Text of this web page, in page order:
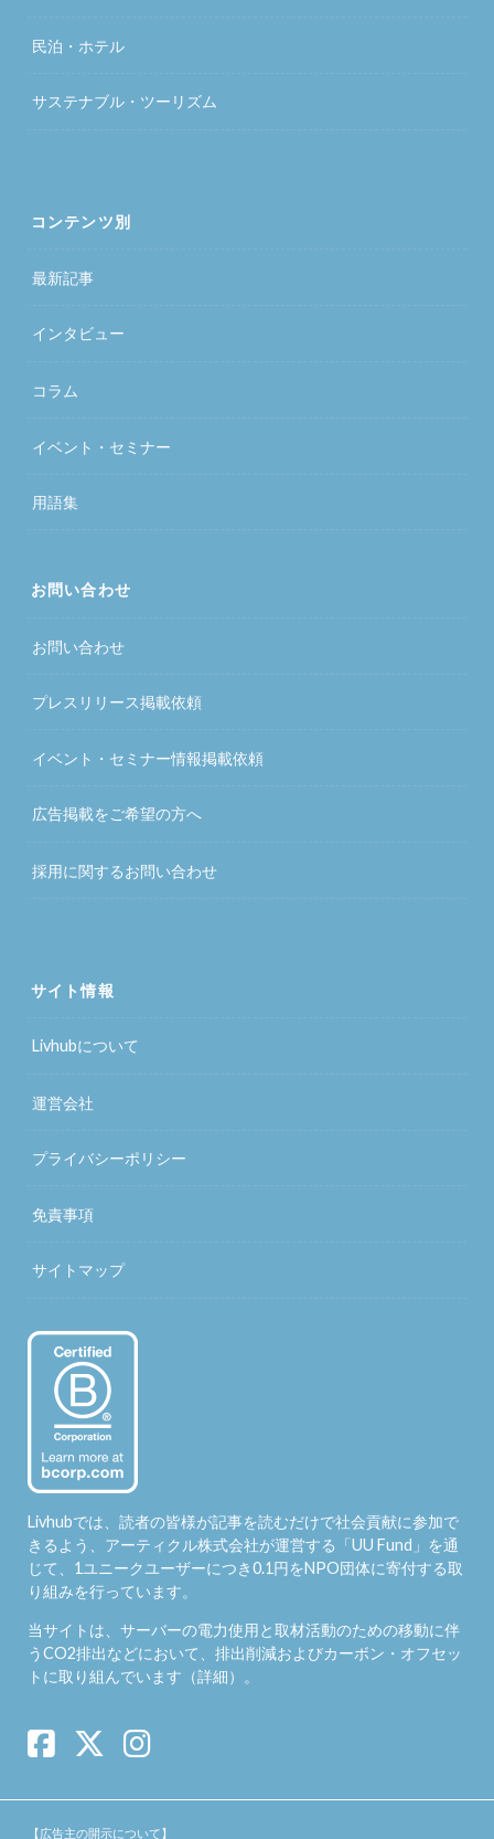
民泊・ホテル
サステナブル・ツーリズム
コンテンツ別
最新記事
インタビュー
コラム
イベント・セミナー
用語集
お問い合わせ
お問い合わせ
プレスリリース掲載依頼
イベント・セミナー情報掲載依頼
広告掲載をご希望の方へ
採用に関するお問い合わせ
サイト情報
Livhubについて
運営会社
プライバシーポリシー
免責事項
サイトマップ
Livhubでは、読者の皆様が記事を読むだけで社会貢献に参加で
きるよう、アーティクル株式会社が運営する「UU Fund 」を通
じて、1ユニークユーザーにつき0.1円をNPO団体に寄付する取
り組みを行っています。
当サイトは、サーバーの電力使用と取材活動のための移動に伴
うCO2排出などにおいて、排出削減およびカーボン・オフセッ
トに取り組んでいます（詳細）。
【広告主の開示について】